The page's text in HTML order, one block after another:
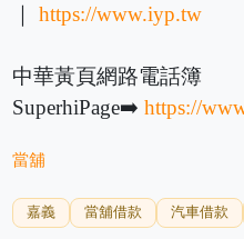
｜https://www.iyp.tw
中華黃頁網路電話簿
SuperhiPage➡️https://
當舖
嘉義 當舖借款 汽車借款